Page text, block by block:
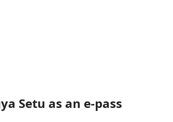
Setu as an e-pass